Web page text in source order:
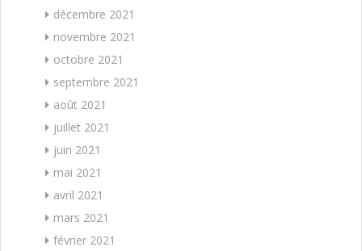
décembre 2021
novembre 2021
octobre 2021
septembre 2021
août 2021
juillet 2021
juin 2021
mai 2021
avril 2021
mars 2021
février 2021